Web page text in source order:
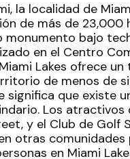
la localidad de
de más de 23,000
monumento bajo
en el Centro
Lakes ofrece
de menos de
significa que existe
Los atractivos
y el Club de Golf
otras comunidades
en Miami